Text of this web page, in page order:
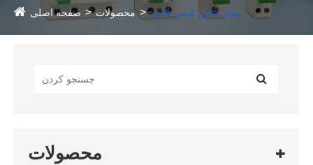
صفحه اصلی محصولات مدار شکن کیس قالبی
محصولات